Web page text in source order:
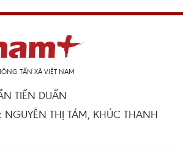
TẤN XÃ VIỆT NAM
TIẾN DUẨN
NGUYỄN THỊ TÁM, KHÚC THANH